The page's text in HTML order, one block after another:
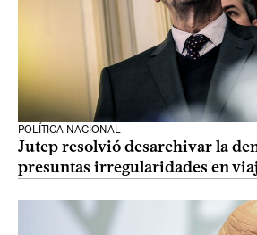
POLÍTICA NACIONAL
Jutep resolvió desarchivar la
presuntas irregularidades en